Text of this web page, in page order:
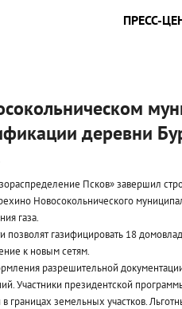
ПРЕСС-
деревни
Псков» завершил
Новосокольнического
газа.
позволят газифицировать 18
к новым сетям.
разрешительной
Участники президентской
в границах земельных участков.